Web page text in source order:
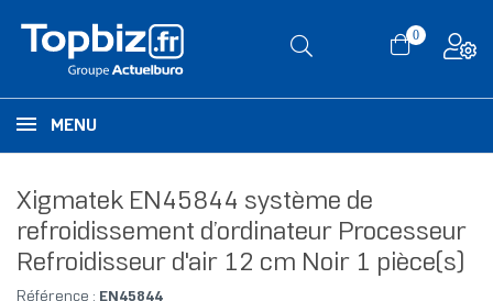
0
MENU
Xigmatek EN45844 système de
refroidissement d’ordinateur Processeur
Refroidisseur d'air 12 cm Noir 1 pièce(s)
Référence : EN45844